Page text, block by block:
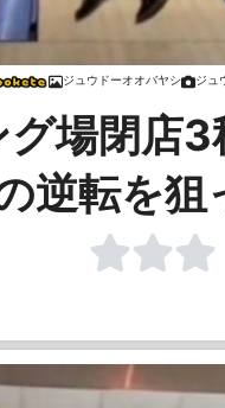
ジュウドーオオバヤシ ジュ
場閉店3
逆転を狙